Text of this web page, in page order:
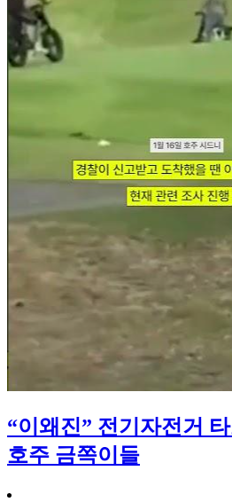
“이왜진” 전기자전거
호주 금쪽이들